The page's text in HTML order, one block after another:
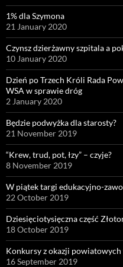
1% dla Szymona
21 January 2020
Czynsz dzierżawny szpitala a
10 January 2020
Dzień po Trzech Króli Rada
WSA w sprawie dróg
2 January 2020
Będzie podwyżka dla starosty?
21 November 2019
“Krew, trud, pot, łzy” – czyje?
8 November 2019
W piątek targi edukacyjno-
22 October 2019
Dziesięciotysięczna część
18 October 2019
Konkursy z okazji
16 September 2019